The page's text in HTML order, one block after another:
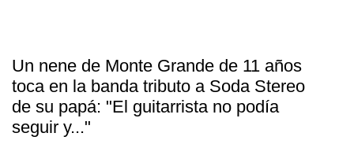
Un nene de Monte Grande de 11 años
toca en la banda tributo a Soda Stereo
de su papá: "El guitarrista no podía
seguir y..."